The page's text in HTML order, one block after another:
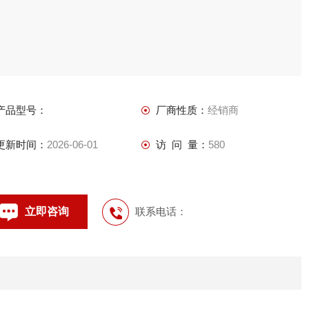
品型号： 厂商性质： 经销商
新时间： 2026-06-01 访 问 量： 580
立即咨询 联系电话：